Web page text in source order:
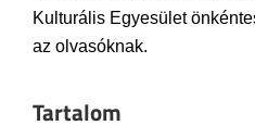
Kulturális Egyesület
az olvasóknak.
Tartalom